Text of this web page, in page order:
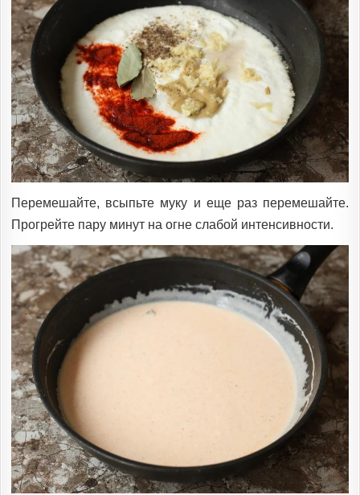
Перемешайте, всыпьте муку и еще раз перемешайте.
Прогрейте пару минут на огне слабой интенсивности.